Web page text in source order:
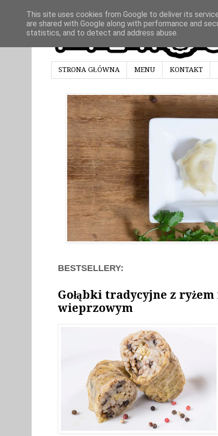
STRONA GŁÓWNA MENU KONTAKT
BESTSELLERY:
Gołąbki tradycyjne z ryżem
wieprzowym
This site uses cookies from Google to deliver its
are shared with Google along with performance and
statistics, and to detect and address abuse.